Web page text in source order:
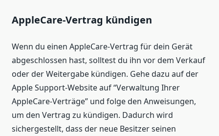
AppleCare-Vertrag kündigen
Wenn du einen AppleCare-Vertrag für dein Gerät
abgeschlossen hast, solltest du ihn vor dem Verkauf
oder der Weitergabe kündigen. Gehe dazu auf der
Apple Support-Website auf “Verwaltung Ihrer
AppleCare-Verträge” und folge den Anweisungen,
um den Vertrag zu kündigen. Dadurch wird
sichergestellt, dass der neue Besitzer seinen